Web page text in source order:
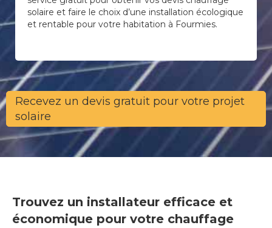
solaire et faire le choix d’une installation écologique
et rentable pour votre habitation à Fourmies.
Recevez un devis gratuit pour votre projet
solaire
Trouvez un installateur efficace et
économique pour votre chauffage